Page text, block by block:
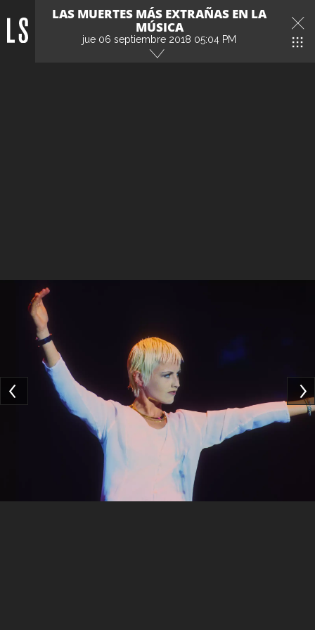
LAS MUERTES MÁS EXTRAÑAS EN LA
MÚSICA
jue 06 septiembre 2018 05:04 PM